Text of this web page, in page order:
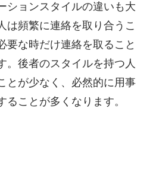
ションスタイルの違いも大
は頻繁に連絡を取り合うこ
要な時だけ連絡を取ること
。後者のスタイルを持つ人
とが少なく、必然的に用事
ることが多くなります。